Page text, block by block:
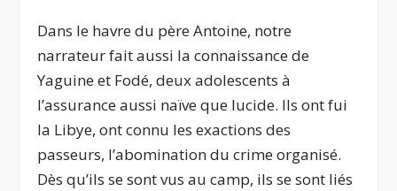
Dans le havre du père Antoine, notre
narrateur fait aussi la connaissance de
Yaguine et Fodé, deux adolescents à
l’assurance aussi naïve que lucide. Ils ont fui
la Libye, ont connu les exactions des
passeurs, l’abomination du crime organisé.
Dès qu’ils se sont vus au camp, ils se sont liés